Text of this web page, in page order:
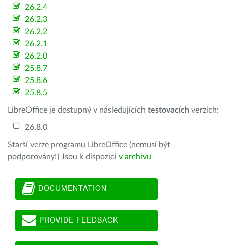
26.2.4
26.2.3
26.2.2
26.2.1
26.2.0
25.8.7
25.8.6
25.8.5
LibreOffice je dostupný v následujících testovacích verzích:
26.8.0
Starší verze programu LibreOffice (nemusí být
podporovány!) Jsou k dispozici v archivu
DOCUMENTATION
PROVIDE FEEDBACK